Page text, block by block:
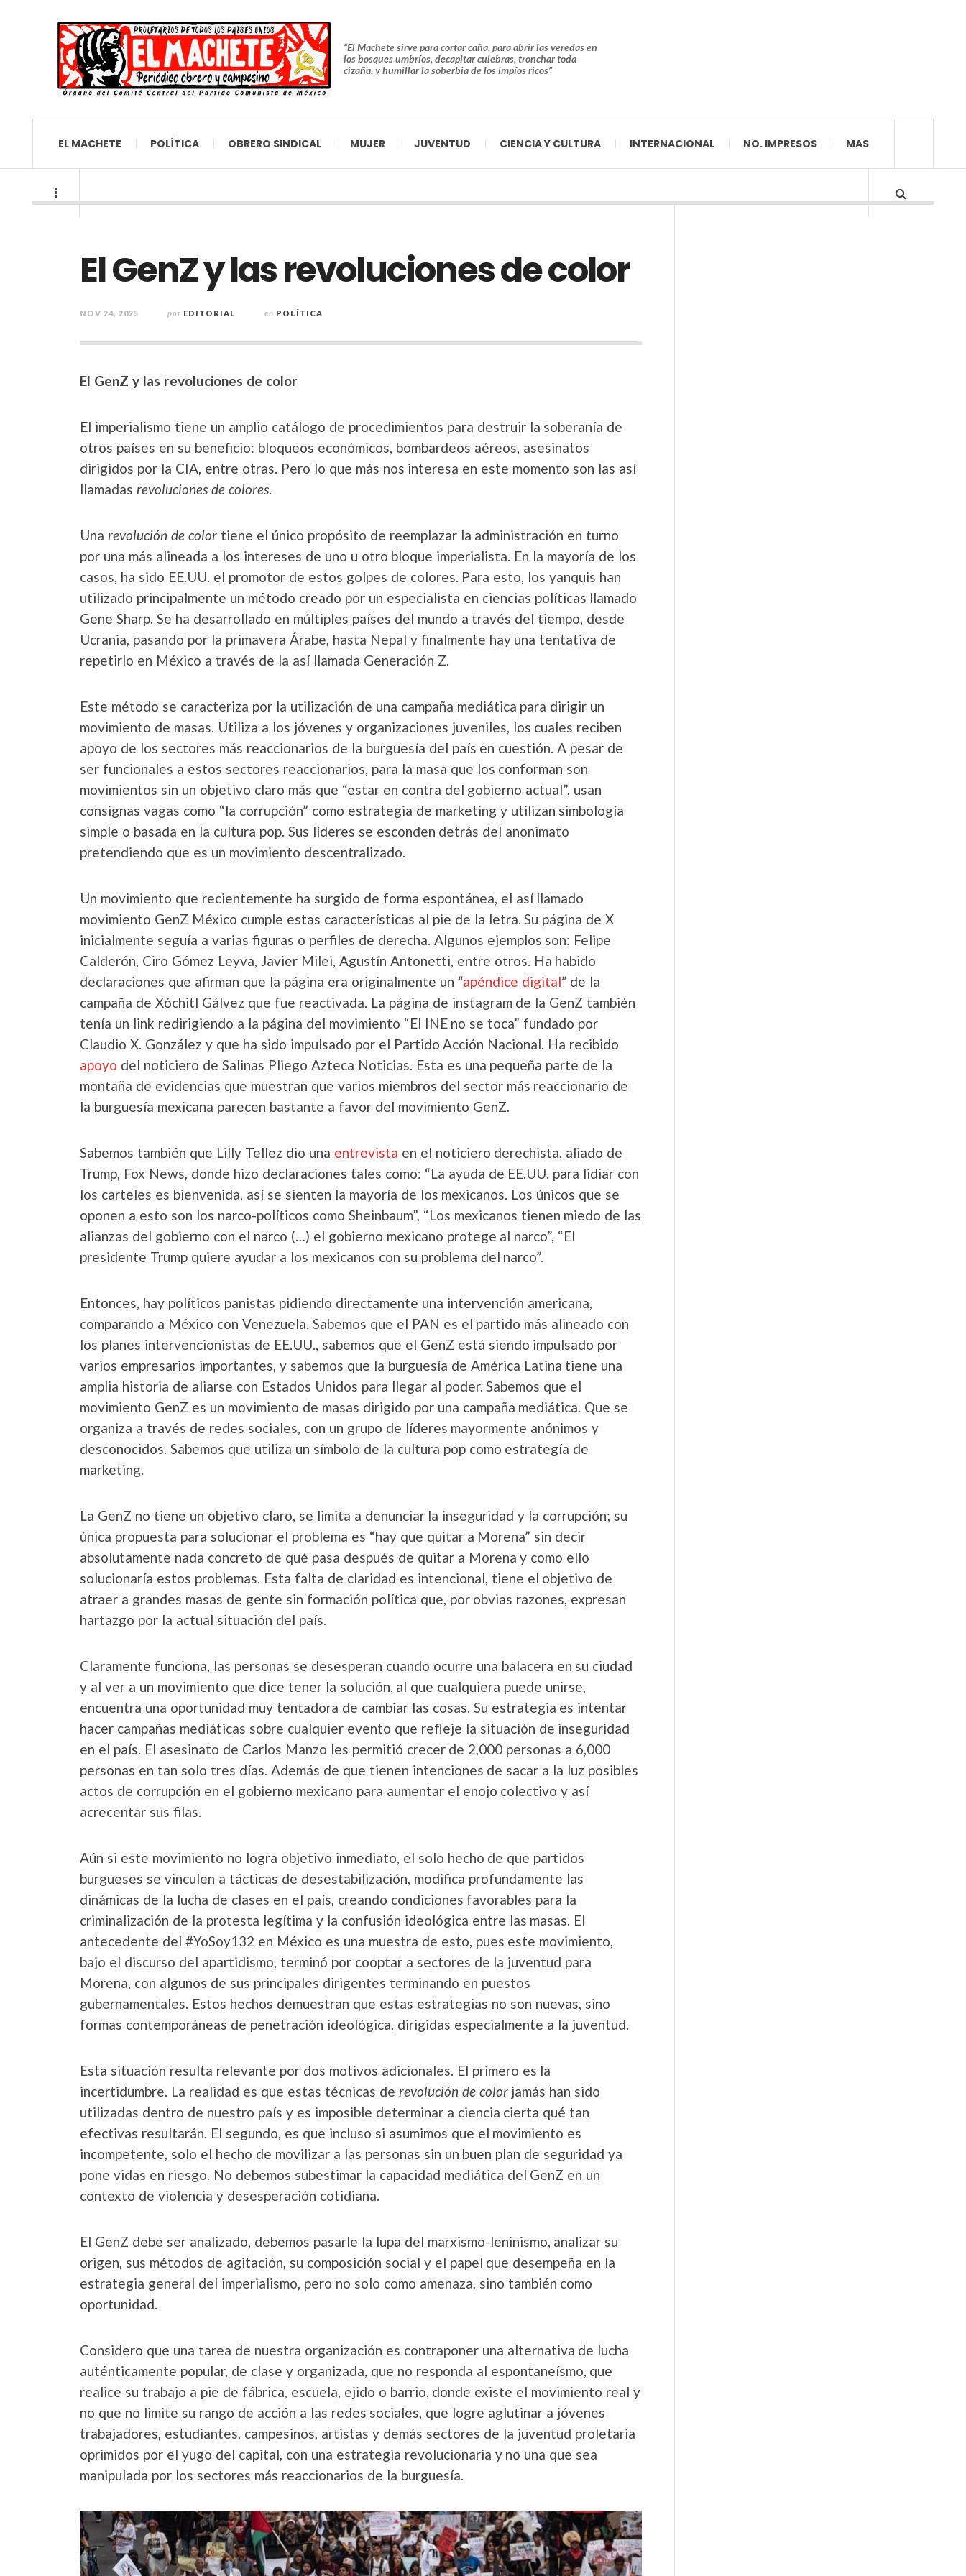
“El Machete sirve para cortar caña, para abrir las veredas en
los bosques umbríos, decapitar culebras, tronchar toda
cizaña, y humillar la soberbia de los impíos ricos”
EL MACHETE POLÍTICA OBRERO SINDICAL MUJER JUVENTUD CIENCIA Y CULTURA INTERNACIONAL NO. IMPRESOS MAS
El GenZ y las revoluciones de color
NOV 24, 2025 por EDITORIAL en POLÍTICA
El GenZ y las revoluciones de color
El imperialismo tiene un amplio catálogo de procedimientos para destruir la soberanía de
otros países en su beneficio: bloqueos económicos, bombardeos aéreos, asesinatos
dirigidos por la CIA, entre otras. Pero lo que más nos interesa en este momento son las así
llamadas revoluciones de colores.
Una revolución de colortiene el único propósito de reemplazar la administración en turno
por una más alineada a los intereses de uno u otro bloque imperialista. En la mayoría de los
casos, ha sido EE.UU. el promotor de estos golpes de colores. Para esto, los yanquis han
utilizado principalmente un método creado por un especialista en ciencias políticas llamado
Gene Sharp. Se ha desarrollado en múltiples países del mundo a través del tiempo, desde
Ucrania, pasando por la primavera Árabe, hasta Nepal y finalmente hay una tentativa de
repetirlo en México a través de la así llamada Generación Z.
Este método se caracteriza por la utilización de una campaña mediática para dirigir un
movimiento de masas. Utiliza a los jóvenes y organizaciones juveniles, los cuales reciben
apoyo de los sectores más reaccionarios de la burguesía del país en cuestión. A pesar de
ser funcionales a estos sectores reaccionarios, para la masa que los conforman son
movimientos sin un objetivo claro más que “estar en contra del gobierno actual”, usan
consignas vagas como “la corrupción” como estrategia de marketing y utilizan simbología
simple o basada en la cultura pop. Sus líderes se esconden detrás del anonimato
pretendiendo que es un movimiento descentralizado.
Un movimiento que recientemente ha surgido de forma espontánea, el así llamado
movimiento GenZ México cumple estas características al pie de la letra. Su página de X
inicialmente seguía a varias figuras o perfiles de derecha. Algunos ejemplos son: Felipe
Calderón, Ciro Gómez Leyva, Javier Milei, Agustín Antonetti, entre otros. Ha habido
declaraciones que afirman que la página era originalmente un “apéndice digital” de la
campaña de Xóchitl Gálvez que fue reactivada. La página de instagram de la GenZ también
tenía un link redirigiendo a la página del movimiento “El INE no se toca” fundado por
Claudio X. González y que ha sido impulsado por el Partido Acción Nacional. Ha recibido
apoyo del noticiero de Salinas Pliego Azteca Noticias. Esta es una pequeña parte de la
montaña de evidencias que muestran que varios miembros del sector más reaccionario de
la burguesía mexicana parecen bastante a favor del movimiento GenZ.
Sabemos también que Lilly Tellez dio una entrevista en el noticiero derechista, aliado de
Trump, Fox News, donde hizo declaraciones tales como: “La ayuda de EE.UU. para lidiar con
los carteles es bienvenida, así se sienten la mayoría de los mexicanos. Los únicos que se
oponen a esto son los narco-políticos como Sheinbaum”, “Los mexicanos tienen miedo de las
alianzas del gobierno con el narco (…) el gobierno mexicano protege al narco”, “El
presidente Trump quiere ayudar a los mexicanos con su problema del narco”.
Entonces, hay políticos panistas pidiendo directamente una intervención americana,
comparando a México con Venezuela. Sabemos que el PAN es el partido más alineado con
los planes intervencionistas de EE.UU., sabemos que el GenZ está siendo impulsado por
varios empresarios importantes, y sabemos que la burguesía de América Latina tiene una
amplia historia de aliarse con Estados Unidos para llegar al poder. Sabemos que el
movimiento GenZ es un movimiento de masas dirigido por una campaña mediática. Que se
organiza a través de redes sociales, con un grupo de líderes mayormente anónimos y
desconocidos. Sabemos que utiliza un símbolo de la cultura pop como estrategía de
marketing.
La GenZ no tiene un objetivo claro, se limita a denunciar la inseguridad y la corrupción; su
única propuesta para solucionar el problema es “hay que quitar a Morena” sin decir
absolutamente nada concreto de qué pasa después de quitar a Morena y como ello
solucionaría estos problemas. Esta falta de claridad es intencional, tiene el objetivo de
atraer a grandes masas de gente sin formación política que, por obvias razones, expresan
hartazgo por la actual situación del país.
Claramente funciona, las personas se desesperan cuando ocurre una balacera en su ciudad
y al ver a un movimiento que dice tener la solución, al que cualquiera puede unirse,
encuentra una oportunidad muy tentadora de cambiar las cosas. Su estrategia es intentar
hacer campañas mediáticas sobre cualquier evento que refleje la situación de inseguridad
en el país. El asesinato de Carlos Manzo les permitió crecer de 2,000 personas a 6,000
personas en tan solo tres días. Además de que tienen intenciones de sacar a la luz posibles
actos de corrupción en el gobierno mexicano para aumentar el enojo colectivo y así
acrecentar sus filas.
Aún si este movimiento no logra objetivo inmediato, el solo hecho de que partidos
burgueses se vinculen a tácticas de desestabilización, modifica profundamente las
dinámicas de la lucha de clases en el país, creando condiciones favorables para la
criminalización de la protesta legítima y la confusión ideológica entre las masas. El
antecedente del #YoSoy132 en México es una muestra de esto, pues este movimiento,
bajo el discurso del apartidismo, terminó por cooptar a sectores de la juventud para
Morena, con algunos de sus principales dirigentes terminando en puestos
gubernamentales. Estos hechos demuestran que estas estrategias no son nuevas, sino
formas contemporáneas de penetración ideológica, dirigidas especialmente a la juventud.
Esta situación resulta relevante por dos motivos adicionales. El primero es la
incertidumbre. La realidad es que estas técnicas de revolución de colorjamás han sido
utilizadas dentro de nuestro país y es imposible determinar a ciencia cierta qué tan
efectivas resultarán. El segundo, es que incluso si asumimos que el movimiento es
incompetente, solo el hecho de movilizar a las personas sin un buen plan de seguridad ya
pone vidas en riesgo. No debemos subestimar la capacidad mediática del GenZ en un
contexto de violencia y desesperación cotidiana.
El GenZ debe ser analizado, debemos pasarle la lupa del marxismo-leninismo, analizar su
origen, sus métodos de agitación, su composición social y el papel que desempeña en la
estrategia general del imperialismo, pero no solo como amenaza, sino también como
oportunidad.
Considero que una tarea de nuestra organización es contraponer una alternativa de lucha
auténticamente popular, de clase y organizada, que no responda al espontaneísmo, que
realice su trabajo a pie de fábrica, escuela, ejido o barrio, donde existe el movimiento real y
no que no limite su rango de acción a las redes sociales, que logre aglutinar a jóvenes
trabajadores, estudiantes, campesinos, artistas y demás sectores de la juventud proletaria
oprimidos por el yugo del capital, con una estrategia revolucionaria y no una que sea
manipulada por los sectores más reaccionarios de la burguesía.